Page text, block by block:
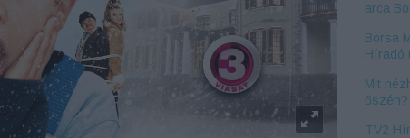
arca
Borsa
Híradó
Mit
őszén?
TV2